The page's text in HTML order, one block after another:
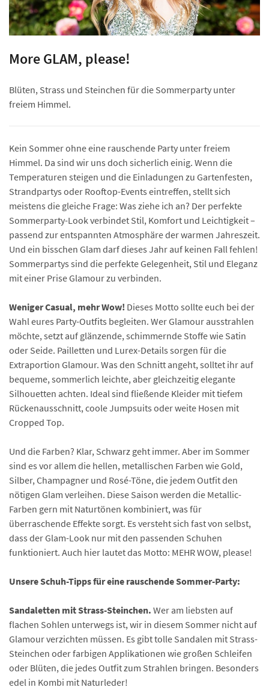
More GLAM, please!
Blüten, Strass und Steinchen für die Sommerparty unter
freiem Himmel.
Kein Sommer ohne eine rauschende Party unter freiem
Himmel. Da sind wir uns doch sicherlich einig. Wenn die
Temperaturen steigen und die Einladungen zu Gartenfesten,
Strandpartys oder Rooftop-Events eintreffen, stellt sich
meistens die gleiche Frage: Was ziehe ich an? Der perfekte
Sommerparty-Look verbindet Stil, Komfort und Leichtigkeit –
passend zur entspannten Atmosphäre der warmen Jahreszeit.
Und ein bisschen Glam darf dieses Jahr auf keinen Fall fehlen!
Sommerpartys sind die perfekte Gelegenheit, Stil und Eleganz
mit einer Prise Glamour zu verbinden.
Weniger Casual, mehr Wow! Dieses Motto sollte euch bei der
Wahl eures Party-Outfits begleiten. Wer Glamour ausstrahlen
möchte, setzt auf glänzende, schimmernde Stoffe wie Satin
oder Seide. Pailletten und Lurex-Details sorgen für die
Extraportion Glamour. Was den Schnitt angeht, solltet ihr auf
bequeme, sommerlich leichte, aber gleichzeitig elegante
Silhouetten achten. Ideal sind fließende Kleider mit tiefem
Rückenausschnitt, coole Jumpsuits oder weite Hosen mit
Cropped Top.
Und die Farben? Klar, Schwarz geht immer. Aber im Sommer
sind es vor allem die hellen, metallischen Farben wie Gold,
Silber, Champagner und Rosé-Töne, die jedem Outfit den
nötigen Glam verleihen. Diese Saison werden die Metallic-
Farben gern mit Naturtönen kombiniert, was für
überraschende Effekte sorgt. Es versteht sich fast von selbst,
dass der Glam-Look nur mit den passenden Schuhen
funktioniert. Auch hier lautet das Motto: MEHR WOW, please!
Unsere Schuh-Tipps für eine rauschende Sommer-Party:
Sandaletten mit Strass-Steinchen. Wer am liebsten auf
flachen Sohlen unterwegs ist, wir in diesem Sommer nicht auf
Glamour verzichten müssen. Es gibt tolle Sandalen mit Strass-
Steinchen oder farbigen Applikationen wie großen Schleifen
oder Blüten, die jedes Outfit zum Strahlen bringen. Besonders
edel in Kombi mit Naturleder!